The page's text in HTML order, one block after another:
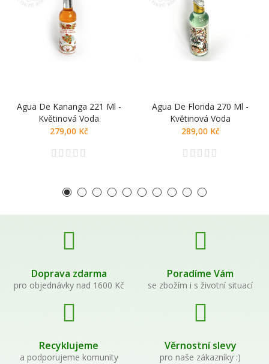
Agua De Kananga 221 Ml -
Květinová Voda
279,00 Kč
Agua De Florida 270 Ml -
Květinová Voda
289,00 Kč
Doprava zdarma
pro objednávky nad 1600 Kč
Poradíme Vám
se zbožím i s životní situací
Recyklujeme
a podporujeme komunity
Věrnostní slevy
pro naše zákazníky :)